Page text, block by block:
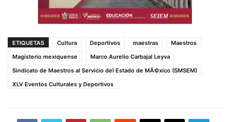
ETIQUETAS Cultura Deportivos maestras
Maestros
Magisterio mexiquense
Marco Aurelio Carbajal Leyva
Sindicato de Maestros al Servicio del Estado de MÃ©xico (SMSEM)
XLV Eventos Culturales y Deportivos